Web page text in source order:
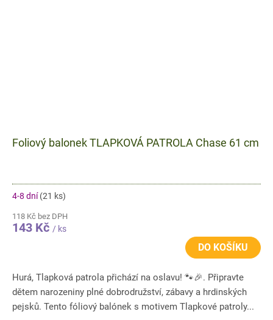
Foliový balonek TLAPKOVÁ PATROLA Chase 61 cm
4-8 dní(21 ks)
118 Kč bez DPH
143 Kč / ks
DO KOŠÍKU
Hurá, Tlapková patrola přichází na oslavu! 🐾🎉. Připravte
dětem narozeniny plné dobrodružství, zábavy a hrdinských
pejsků. Tento fóliový balónek s motivem Tlapkové patroly...